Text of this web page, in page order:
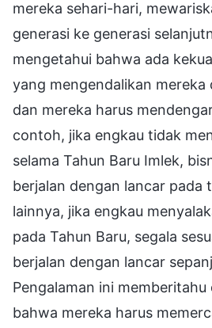
mereka sehari-hari,
generasi ke generasi
mengetahui bahwa ada
yang mengendalikan mereka
dan mereka harus
contoh, jika engkau tidak
selama Tahun Baru Imlek,
berjalan dengan lancar pada
lainnya, jika engkau
pada Tahun Baru, segala
berjalan dengan lancar
Pengalaman ini
bahwa mereka harus